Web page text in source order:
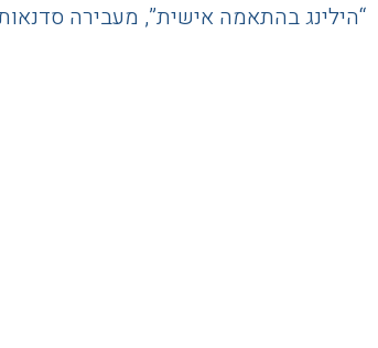
“הילינג בהתאמה אישית”, מעבירה